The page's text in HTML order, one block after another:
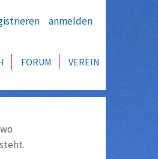
anmelden
FORUM VEREIN